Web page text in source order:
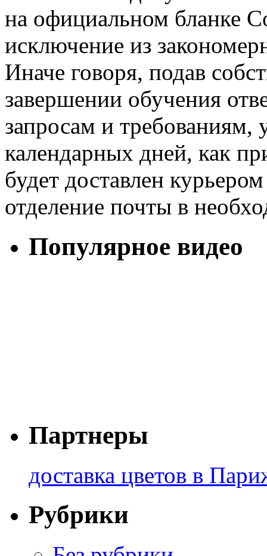
на официальном бланке
исключение из
Иначе говоря, подав
завершении обучения
запросам и требованиям,
календарных дней, как
будет доставлен
отделение почты в
Популярное видео
Партнеры
доставка цветов в
Рубрики